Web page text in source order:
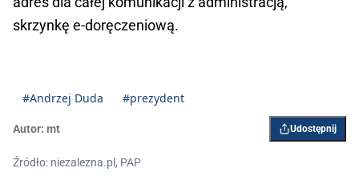
skrzynkę e-doręczeniową.
#Andrzej Duda #prezydent
Autor: mt Udostępnij
Źródło: niezalezna.pl, PAP